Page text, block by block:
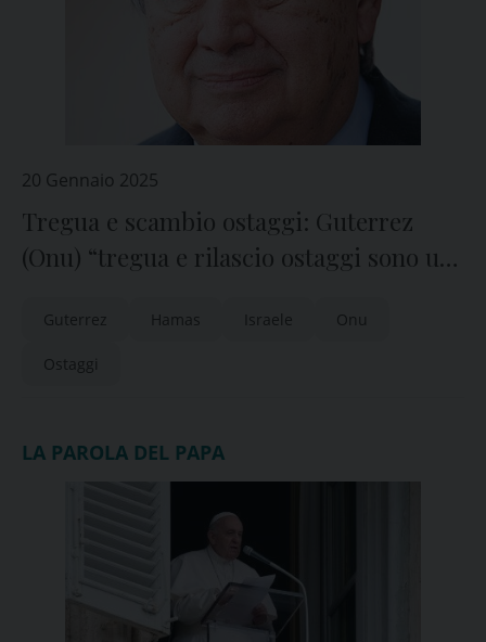
20 Gennaio 2025
Tregua e scambio ostaggi: Guterrez
(Onu) “tregua e rilascio ostaggi sono un
per rilascio totale e cessate il fuoco
permanente”
Guterrez Hamas Israele Onu
Ostaggi
LA PAROLA DEL PAPA